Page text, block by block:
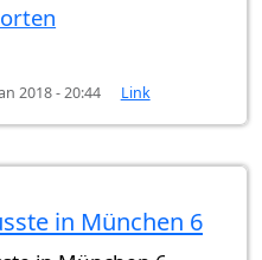
2018 - 20:44 Link
in München 6